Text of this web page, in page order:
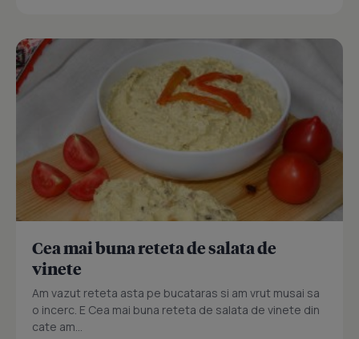
Cea mai buna reteta de salata de
vinete
Am vazut reteta asta pe bucataras si am vrut musai sa
o incerc. E Cea mai buna reteta de salata de vinete din
cate am...